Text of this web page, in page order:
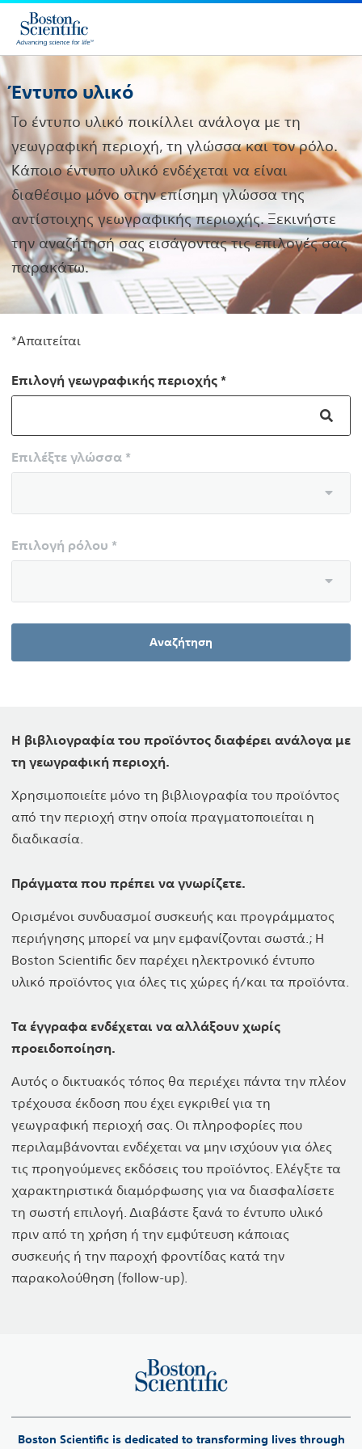
Έντυπο υλικό
Το έντυπο υλικό ποικίλλει ανάλογα με τη
γεωγραφική περιοχή, τη γλώσσα και τον ρόλο.
Κάποιο έντυπο υλικό ενδέχεται να είναι
διαθέσιμο μόνο στην επίσημη γλώσσα της
αντίστοιχης γεωγραφικής περιοχής. Ξεκινήστε
την αναζήτησή σας εισάγοντας τις επιλογές σας
παρακάτω.
*Aπαιτείται
Επιλογή γεωγραφικής περιοχής *
Επιλέξτε γλώσσα *
Επιλογή ρόλου *
Αναζήτηση
Η βιβλιογραφία του προϊόντος διαφέρει ανάλογα με
τη γεωγραφική περιοχή.
Χρησιμοποιείτε μόνο τη βιβλιογραφία του προϊόντος
από την περιοχή στην οποία πραγματοποιείται η
διαδικασία.
Πράγματα που πρέπει να γνωρίζετε.
Ορισμένοι συνδυασμοί συσκευής και προγράμματος
περιήγησης μπορεί να μην εμφανίζονται σωστά.; Η
Boston Scientific δεν παρέχει ηλεκτρονικό έντυπο
υλικό προϊόντος για όλες τις χώρες ή/και τα προϊόντα.
Τα έγγραφα ενδέχεται να αλλάξουν χωρίς
προειδοποίηση.
Αυτός ο δικτυακός τόπος θα περιέχει πάντα την πλέον
τρέχουσα έκδοση που έχει εγκριθεί για τη
γεωγραφική περιοχή σας. Οι πληροφορίες που
περιλαμβάνονται ενδέχεται να μην ισχύουν για όλες
τις προηγούμενες εκδόσεις του προϊόντος. Ελέγξτε τα
χαρακτηριστικά διαμόρφωσης για να διασφαλίσετε
τη σωστή επιλογή. Διαβάστε ξανά το έντυπο υλικό
πριν από τη χρήση ή την εμφύτευση κάποιας
συσκευής ή την παροχή φροντίδας κατά την
παρακολούθηση (follow-up).
Boston Scientific is dedicated to transforming lives through